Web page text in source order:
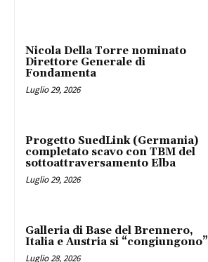
Nicola Della Torre nominato
Direttore Generale di
Fondamenta
Luglio 29, 2026
Progetto SuedLink (Germania)
completato scavo con TBM del
sottoattraversamento Elba
Luglio 29, 2026
Galleria di Base del Brennero,
Italia e Austria si “congiungono”
Luglio 28, 2026